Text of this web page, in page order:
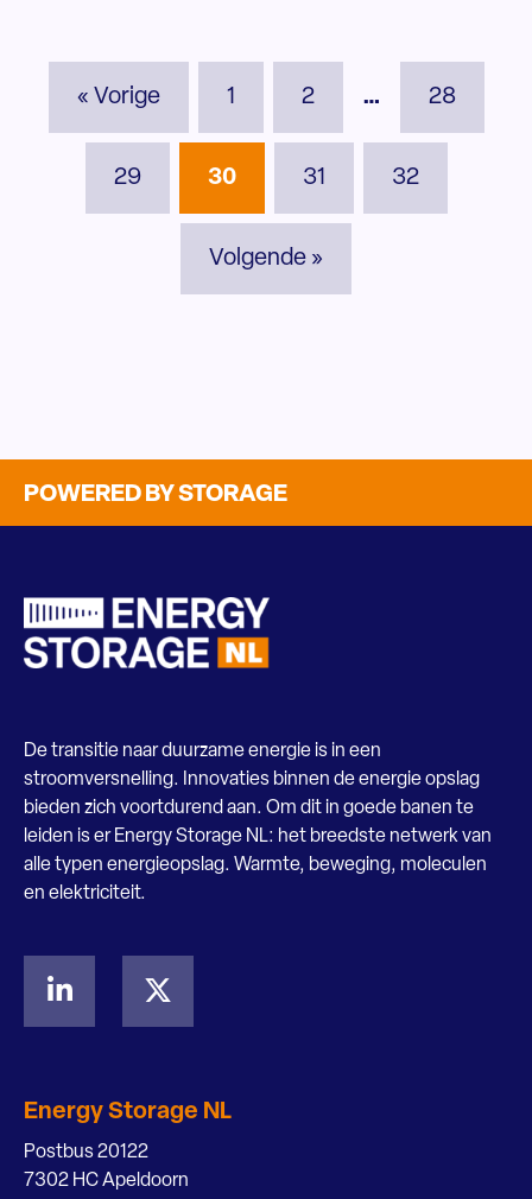
« Vorige 1 2 … 28
29 30 31 32
Volgende »
POWERED BY STORAGE
De transitie naar duurzame energie is in een
stroomversnelling. Innovaties binnen de energie opslag
bieden zich voortdurend aan. Om dit in goede banen te
leiden is er Energy Storage NL: het breedste netwerk van
alle typen energieopslag. Warmte, beweging, moleculen
en elektriciteit.
Energy Storage NL
Postbus 20122
7302 HC Apeldoorn